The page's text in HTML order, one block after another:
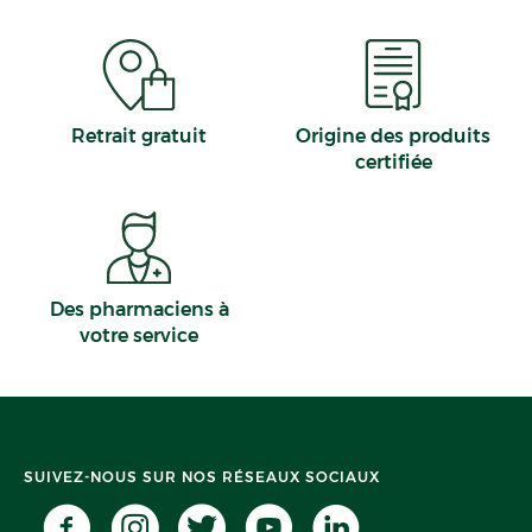
Doubs
Mayenne
Alpes-Maritimes
Saint-Laurent-de-la-Prée
Conflans-Sainte-Honorine
Le Quesnoy
Montrichard Val de Cher
Lembeye
Retrait gratuit
Origine des produits
certifiée
Des pharmaciens à
votre service
SUIVEZ-NOUS SUR NOS RÉSEAUX SOCIAUX